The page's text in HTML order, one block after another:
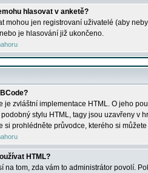
hlasovat v anketě?
mohou jen registrovaní uživatelé (aby
je hlasování již ukončeno.
je zvláštní implementace HTML. O jeho
stylu HTML, tagy jsou uzavřeny v
si prohlédněte průvodce, kterého si
HTML?
na tom, zda vám to administrátor povolí.